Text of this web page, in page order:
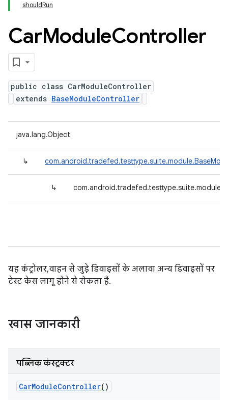
shouldRun
CarModuleController
public class CarModuleController
extends BaseModuleController
java.lang.Object
↳
↳
यह कंट्रोलर, वाहन से जुड़े डिवाइसों के अलावा अन्य डिवाइसों पर
टेस्ट केस लागू होने से रोकता है.
खास जानकारी
पब्लिक कंस्ट्रक्टर
CarModuleController()